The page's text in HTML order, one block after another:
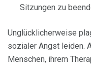
Sitzungen zu
Unglücklicherweise
sozialer Angst leiden.
Menschen, ihrem